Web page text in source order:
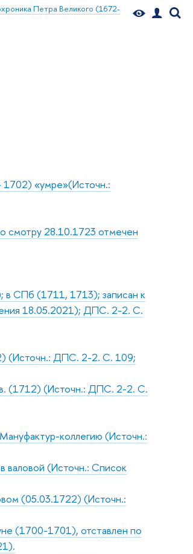
Петра Великого (1672-
1702) «умре»(Источн.:
смотру 28.10.1723 отмечен
в СПб (1711, 1713); записан к
18.05.2021); ДПС. 2-2. С.
(Источн.: ДПС. 2-2. С. 109;
(1712) (Источн.: ДПС. 2-2. С.
коллегию (Источн.:
валовой (Источн.: Список
(05.03.1722) (Источн.:
(1700-1701), отставлен по